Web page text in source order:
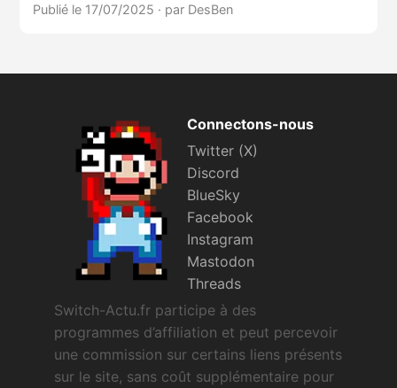
Publié le 17/07/2025 · par DesBen
Connectons-nous
Twitter (X)
Discord
BlueSky
Facebook
Instagram
Mastodon
Threads
Switch-Actu.fr participe à des
programmes d’affiliation et peut percevoir
une commission sur certains liens présents
sur le site, sans coût supplémentaire pour